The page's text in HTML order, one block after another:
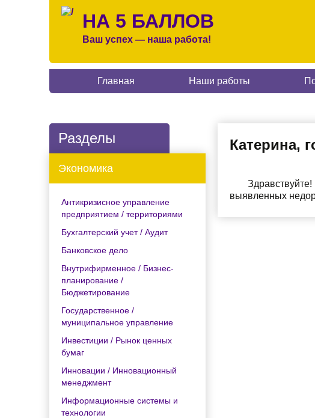
НА 5 БАЛЛОВ
Ваш успех — наша работа!
Главная Наши работы
Разделы
Экономика
Антикризисное управление
предприятием / территориями
Бухгалтерский учет / Аудит
Банковское дело
Внутрифирменное / Бизнес-
планирование /
Бюджетирование
Государственное /
муниципальное управление
Инвестиции / Рынок ценных
бумаг
Инновации / Инновационный
менеджмент
Информационные системы и
технологии
Катерина,
выявленных